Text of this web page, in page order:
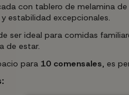
con tablero de melamina
estabilidad excepcionales.
ser ideal para comidas
de estar.
para 10 comensales, es